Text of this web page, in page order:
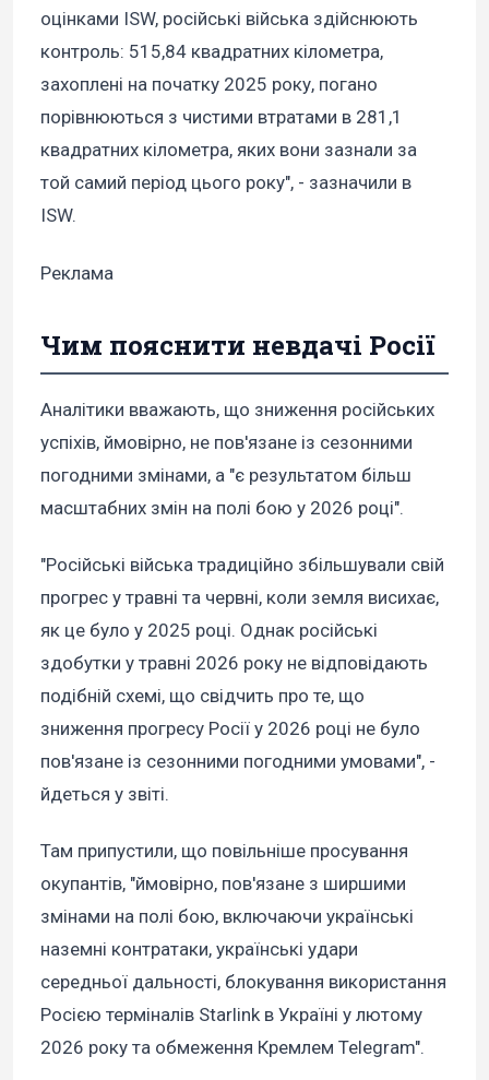
оцінками ISW, російські війська здійснюють
контроль: 515,84 квадратних кілометра,
захоплені на початку 2025 року, погано
порівнюються з чистими втратами в 281,1
квадратних кілометра, яких вони зазнали за
той самий період цього року", - зазначили в
ISW.
Реклама
Чим пояснити невдачі Росії
Аналітики вважають, що зниження російських
успіхів, ймовірно, не пов'язане із сезонними
погодними змінами, а "є результатом більш
масштабних змін на полі бою у 2026 році".
"Російські війська традиційно збільшували свій
прогрес у травні та червні, коли земля висихає,
як це було у 2025 році. Однак російські
здобутки у травні 2026 року не відповідають
подібній схемі, що свідчить про те, що
зниження прогресу Росії у 2026 році не було
пов'язане із сезонними погодними умовами", -
йдеться у звіті.
Там припустили, що повільніше просування
окупантів, "ймовірно, пов'язане з ширшими
змінами на полі бою, включаючи українські
наземні контратаки, українські удари
середньої дальності, блокування використання
Росією терміналів Starlink в Україні у лютому
2026 року та обмеження Кремлем Telegram".